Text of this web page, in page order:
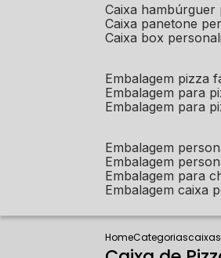
caixa
caixa panetone
caixa box
embalagem pizza
embalagem para
embalagem para
embalagem
embalagem
embalagem para
embalagem caixa
HomeCategorias